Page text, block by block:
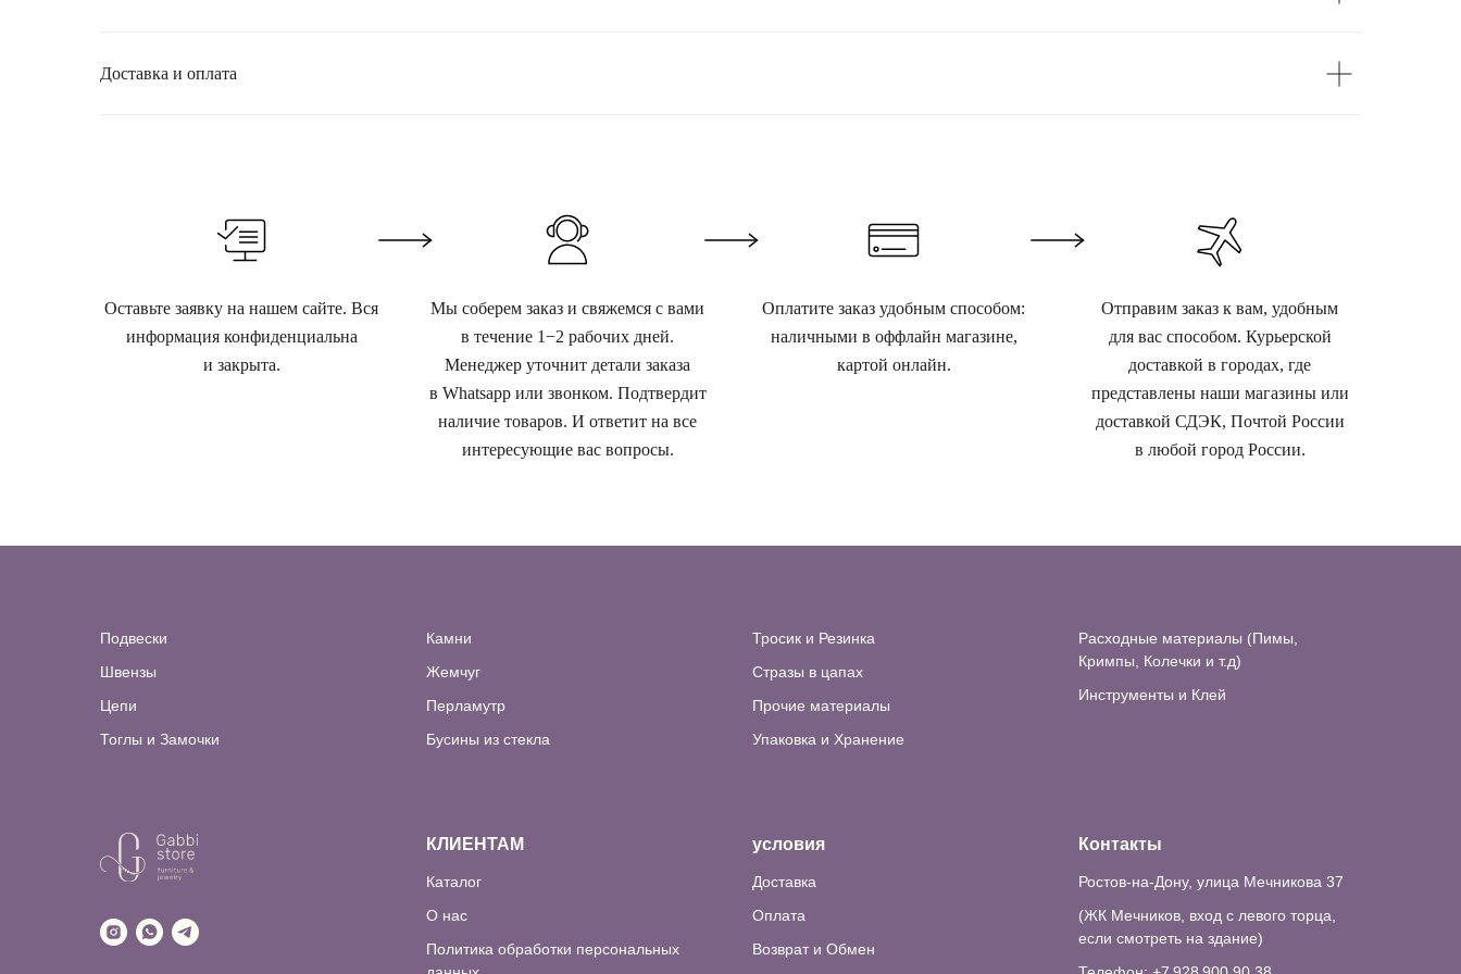
Доставка и оплата
Оставьте заявку на нашем сайте. Вся
информация конфиденциальна
и закрыта.
Мы соберем заказ и свяжемся с вами
в течение 1−2 рабочих дней.
Менеджер уточнит детали заказа
в Whatsapp или звонком. Подтвердит
наличие товаров. И ответит на все
интересующие вас вопросы.
Оплатите заказ удобным способом:
наличными в оффлайн магазине,
картой онлайн.
Отправим заказ к вам, удобным
для вас способом. Курьерской
доставкой в городах, где
представлены наши магазины или
доставкой СДЭК, Почтой России
в любой город России.
Подвески
Швензы
Цепи
Тоглы и Замочки
Камни
Жемчуг
Перламутр
Бусины из стекла
Тросик и Резинка
Стразы в цапах
Прочие материалы
Упаковка и Хранение
Расходные материалы (Пимы,
Кримпы, Колечки и т.д)
Инструменты и Клей
КЛИЕНТАМ
Каталог
О нас
Политика обработки персональных
условия
Доставка
Оплата
Возврат и Обмен
Контакты
Ростов-на-Дону, улица Мечникова 37
(ЖК Мечников, вход с левого торца,
если смотреть на здание)